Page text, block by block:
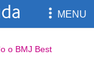
MENU
o BMJ Best